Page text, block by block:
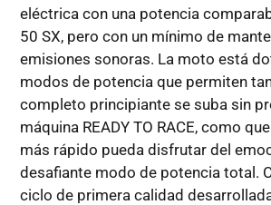
eléctrica con una potencia
50 SX, pero con un mínimo de
emisiones sonoras. La moto está
modos de potencia que permiten
completo principiante se suba sin
máquina READY TO RACE, como
más rápido pueda disfrutar del
desafiante modo de potencia total.
ciclo de primera calidad